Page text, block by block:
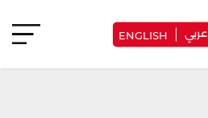
عربي ENGLISH